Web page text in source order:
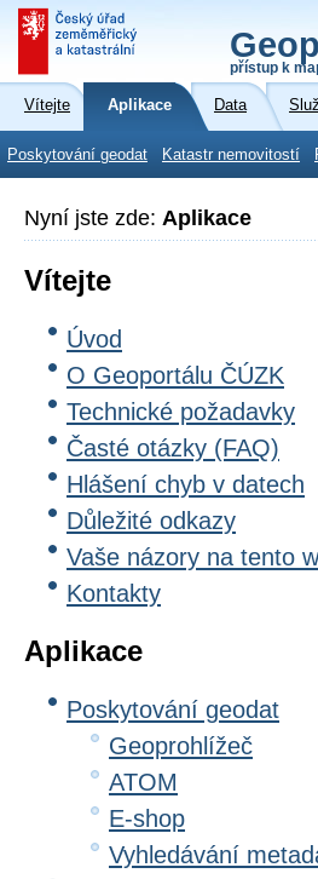
přístup k
Vítejte Aplikace Data
Poskytování geodat Katastr nemovitostí
Nyní jste zde: Aplikace
Vítejte
Úvod
O Geoportálu ČÚZK
Technické požadavky
Časté otázky (FAQ)
Hlášení chyb v datech
Důležité odkazy
Vaše názory na tento
Kontakty
Aplikace
Poskytování geodat
Geoprohlížeč
ATOM
E-shop
Vyhledávání